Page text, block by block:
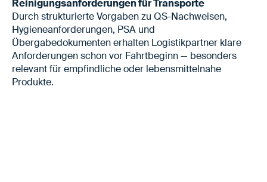
Reinigungsanforderungen für Transporte
Durch strukturierte Vorgaben zu QS-Nachweisen,
Hygiene­anforderungen, PSA und
Übergabedokumenten erhalten Logistikpartner klare
Anforderungen schon vor Fahrtbeginn — besonders
relevant für empfindliche oder lebensmittelnahe
Produkte.